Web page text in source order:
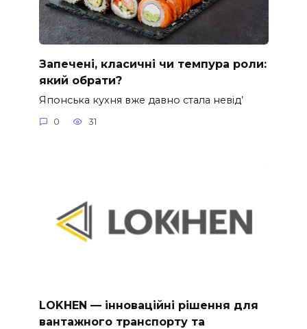
Запечені, класичні чи темпура роли:
який обрати?
Японська кухня вже давно стала невід’
0 31
LOKHEN — інноваційні рішення для
вантажного транспорту та